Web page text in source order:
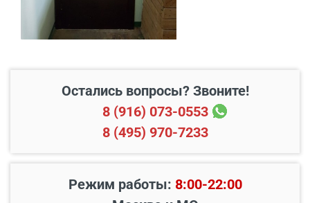
Остались вопросы? Звоните!
8 (916) 073-0553
8 (495) 970-7233
Режим работы: 8:00-22:00